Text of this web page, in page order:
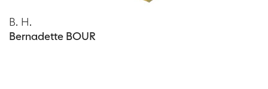
B. H.
Bernadette BOUR